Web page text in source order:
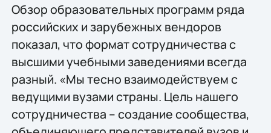
Обзор образовательных программ ряда
российских и зарубежных вендоров
показал, что формат сотрудничества с
высшими учебными заведениями всегда
разный. «Мы тесно взаимодействуем с
ведущими вузами страны. Цель нашего
сотрудничества – создание сообщества,